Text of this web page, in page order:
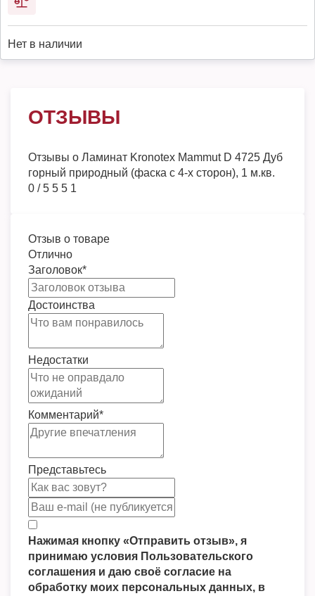
Нет в наличии
ОТЗЫВЫ
Отзывы о Ламинат Kronotex Mammut D 4725 Дуб
горный природный (фаска с 4-х сторон), 1 м.кв.
0 /5 5 5 1
Отзыв о товаре
Отлично
Заголовок*
Достоинства
Недостатки
Комментарий*
Представьтесь
Нажимая кнопку «Отправить отзыв», я
принимаю условия Пользовательского
соглашения и даю своё согласие на
обработку моих персональных данных, в